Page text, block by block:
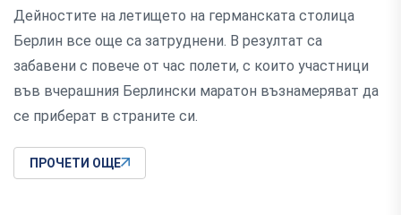
Дейностите на летището на германската столица
Берлин все още са затруднени. В резултат са
забавени с повече от час полети, с които участници
във вчерашния Берлински маратон възнамеряват да
се приберат в страните си.
ПРОЧЕТИ ОЩЕ